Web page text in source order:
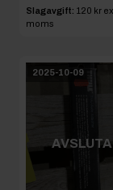
Slagavgift: 120 kr
moms
2025-10-09